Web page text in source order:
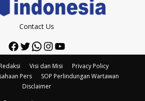
Contact Us
Facebook
Twitter
WhatsApp
Instagram
YouTube
Redaksi Visi dan Misi
Privacy Policy
Pers
SOP Perlindungan Wartawan
Disclaimer